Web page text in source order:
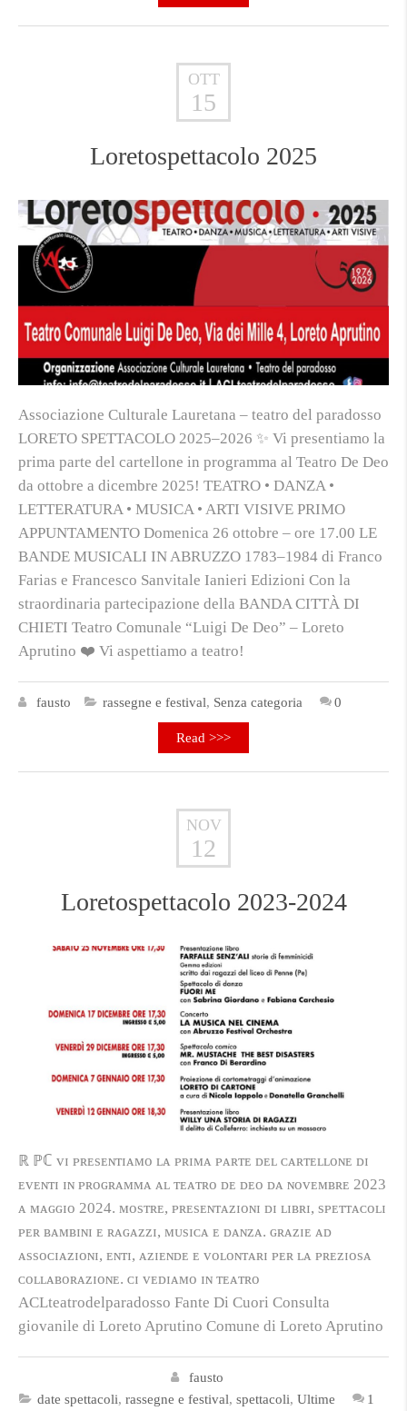
OTT
15
Loretospettacolo 2025
Associazione Culturale Lauretana – teatro del paradosso
LORETO SPETTACOLO 2025–2026 ✨ Vi presentiamo la
prima parte del cartellone in programma al Teatro De Deo
da ottobre a dicembre 2025! TEATRO • DANZA •
LETTERATURA • MUSICA • ARTI VISIVE PRIMO
APPUNTAMENTO Domenica 26 ottobre – ore 17.00 LE
BANDE MUSICALI IN ABRUZZO 1783–1984 di Franco
Farias e Francesco Sanvitale Ianieri Edizioni Con la
straordinaria partecipazione della BANDA CITTÀ DI
CHIETI Teatro Comunale “Luigi De Deo” – Loreto
Aprutino ❤️ Vi aspettiamo a teatro!
fausto rassegne e festival, Senza categoria 0
Read >>>
NOV
12
Loretospettacolo 2023-2024
ℝ ℙℂ ᴠɪ ᴘʀᴇsᴇɴᴛɪᴀᴍᴏ ʟᴀ ᴘʀɪᴍᴀ ᴘᴀʀᴛᴇ ᴅᴇʟ ᴄᴀʀᴛᴇʟʟᴏɴᴇ ᴅɪ
ᴇᴠᴇɴᴛɪ ɪɴ ᴘʀᴏɢʀᴀᴍᴍᴀ ᴀʟ ᴛᴇᴀᴛʀᴏ ᴅᴇ ᴅᴇᴏ ᴅᴀ ɴᴏᴠᴇᴍʙʀᴇ 2023
ᴀ ᴍᴀɢɢɪᴏ 2024. ᴍᴏsᴛʀᴇ, ᴘʀᴇsᴇɴᴛᴀᴢɪᴏɴɪ ᴅɪ ʟɪʙʀɪ, sᴘᴇᴛᴛᴀᴄᴏʟɪ
ᴘᴇʀ ʙᴀᴍʙɪɴɪ ᴇ ʀᴀɢᴀᴢᴢɪ, ᴍᴜsɪᴄᴀ ᴇ ᴅᴀɴᴢᴀ. ɢʀᴀᴢɪᴇ ᴀᴅ
ᴀssᴏᴄɪᴀᴢɪᴏɴɪ, ᴇɴᴛɪ, ᴀᴢɪᴇɴᴅᴇ ᴇ ᴠᴏʟᴏɴᴛᴀʀɪ ᴘᴇʀ ʟᴀ ᴘʀᴇᴢɪᴏsᴀ
ᴄᴏʟʟᴀʙᴏʀᴀᴢɪᴏɴᴇ. ᴄɪ ᴠᴇᴅɪᴀᴍᴏ ɪɴ ᴛᴇᴀᴛʀᴏ
ACLteatrodelparadosso Fante Di Cuori Consulta
giovanile di Loreto Aprutino Comune di Loreto Aprutino
fausto
date spettacoli, rassegne e festival, spettacoli, Ultime 1